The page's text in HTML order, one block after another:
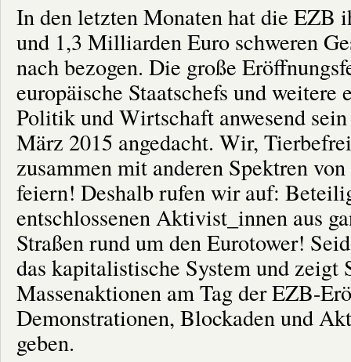
In den letzten Monaten hat die EZB
und 1,3 Milliarden Euro schweren
nach bezogen. Die große
europäische Staatschefs und weitere
Politik und Wirtschaft anwesend
März 2015 angedacht. Wir,
zusammen mit anderen Spektren
feiern! Deshalb rufen wir auf:
entschlossenen Aktivist_innen aus
Straßen rund um den Eurotower!
das kapitalistische System und
Massenaktionen am Tag der EZB-
Demonstrationen, Blockaden und
geben.